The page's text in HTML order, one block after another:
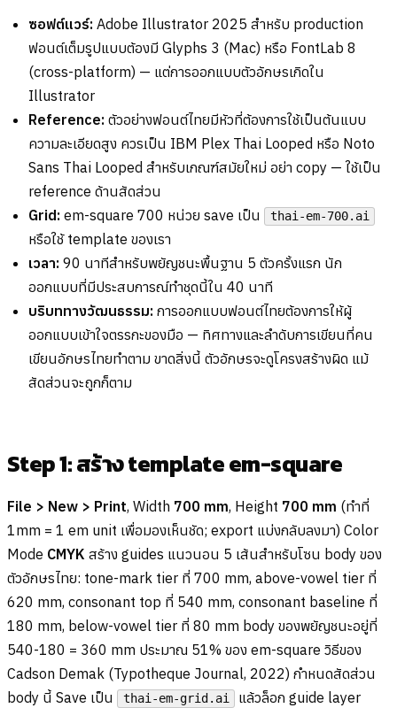
ซอฟต์แวร์: Adobe Illustrator 2025 สำหรับ production
ฟอนต์เต็มรูปแบบต้องมี Glyphs 3 (Mac) หรือ FontLab 8
(cross-platform) — แต่การออกแบบตัวอักษรเกิดใน
Illustrator
Reference: ตัวอย่างฟอนต์ไทยมีหัวที่ต้องการใช้เป็นต้นแบบ
ความละเอียดสูง ควรเป็น IBM Plex Thai Looped หรือ Noto
Sans Thai Looped สำหรับเกณฑ์สมัยใหม่ อย่า copy — ใช้เป็น
reference ด้านสัดส่วน
Grid: em-square 700 หน่วย save เป็น thai-em-700.ai
หรือใช้ template ของเรา
เวลา: 90 นาทีสำหรับพยัญชนะพื้นฐาน 5 ตัวครั้งแรก นัก
ออกแบบที่มีประสบการณ์ทำชุดนี้ใน 40 นาที
บริบททางวัฒนธรรม: การออกแบบฟอนต์ไทยต้องการให้ผู้
ออกแบบเข้าใจตรรกะของมือ — ทิศทางและลำดับการเขียนที่คน
เขียนอักษรไทยทำตาม ขาดสิ่งนี้ ตัวอักษรจะดูโครงสร้างผิด แม้
สัดส่วนจะถูกก็ตาม
Step 1: สร้าง template em-square
File > New > Print, Width 700 mm, Height 700 mm (ทำที่
1mm = 1 em unit เพื่อมองเห็นชัด; export แบ่งกลับลงมา) Color
Mode CMYK สร้าง guides แนวนอน 5 เส้นสำหรับโซน body ของ
ตัวอักษรไทย: tone-mark tier ที่ 700 mm, above-vowel tier ที่
620 mm, consonant top ที่ 540 mm, consonant baseline ที่
180 mm, below-vowel tier ที่ 80 mm body ของพยัญชนะอยู่ที่
540-180 = 360 mm ประมาณ 51% ของ em-square วิธีของ
Cadson Demak (Typotheque Journal, 2022) กำหนดสัดส่วน
body นี้ Save เป็น
thai-em-grid.ai แล้วล็อก guide layer